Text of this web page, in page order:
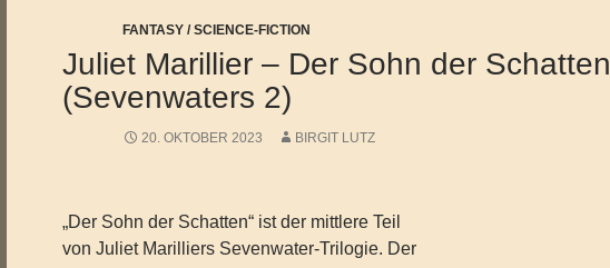
FANTASY / SCIENCE-FICTION
Juliet Marillier – Der Sohn der Schatten
(Sevenwaters 2)
20. OKTOBER 2023 BIRGIT LUTZ
„Der Sohn der Schatten“ ist der mittlere Teil
von Juliet Marilliers Sevenwater-Trilogie. Der